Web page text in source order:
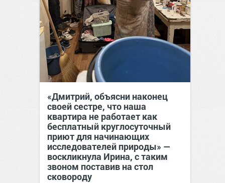
«Дмитрий, объясни наконец
своей сестре, что наша
квартира не работает как
бесплатный круглосуточный
приют для начинающих
исследователей природы» —
воскликнула Ирина, с таким
звоном поставив на стол
сковороду